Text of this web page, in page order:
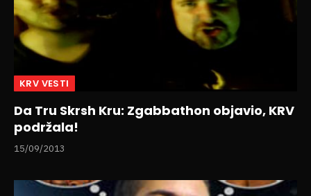
KRV VESTI
Da Tru Skrsh Kru: Zgabbathon objavio, KRV
podržala!
15/09/2013